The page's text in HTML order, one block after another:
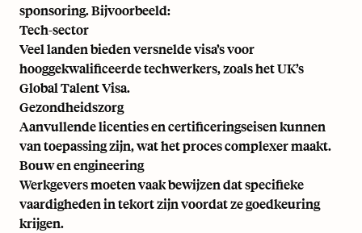
sponsoring. Bijvoorbeeld:
Tech-sector
Veel landen bieden versnelde visa’s voor
hooggekwalificeerde techwerkers, zoals het UK’s
Global Talent Visa.
Gezondheidszorg
Aanvullende licenties en certificeringseisen kunnen
van toepassing zijn, wat het proces complexer maakt.
Bouw en engineering
Werkgevers moeten vaak bewijzen dat specifieke
vaardigheden in tekort zijn voordat ze goedkeuring
krijgen.